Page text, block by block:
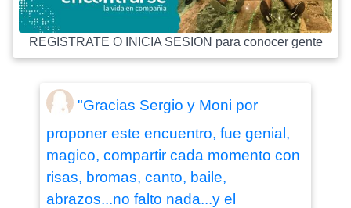
REGISTRATE O INICIA SESION para conocer gente
"Gracias Sergio y Moni por
proponer este encuentro, fue genial,
magico, compartir cada momento con
risas, bromas, canto, baile,
abrazos...no falto nada...y el